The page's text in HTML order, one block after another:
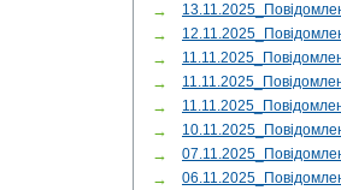
→
→
→
→
→
→
→
→